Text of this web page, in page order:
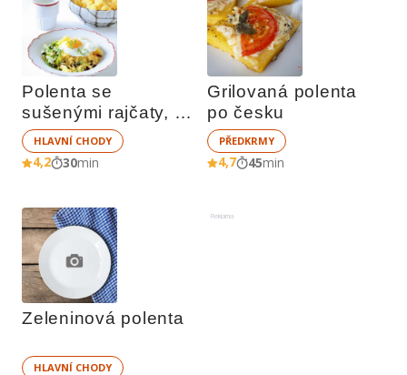
Polenta se
sušenými rajčaty,
pórkem a volským
okem
HLAVNÍ CHODY
4,2 30min
Grilovaná polenta
po česku
PŘEDKRMY
4,7 45min
Zeleninová polenta
HLAVNÍ CHODY
Reklama